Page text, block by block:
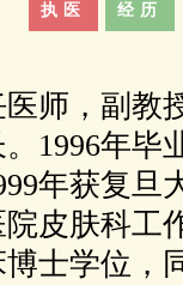
执医 经历
，副教
1996年毕
年获复旦
皮肤科工
士学位，